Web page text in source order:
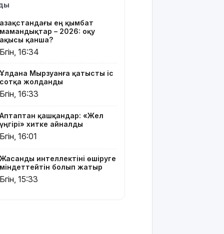
блогер
Астанада
былапыт
сөз
үшін
қамауға
алынды
Мектеп
оқушылары
енді БЖБ
тапсыра
ма:
Министрлік
көп
Қазақстандағы ең қымбат
мамандықтар – 2026: оқу
ақысы қанша?
Бүгін, 16:34
Ұлдана Мырзуанға қатысты іс
сотқа жолданды
Бүгін, 16:33
Аптаптан қашқандар: «Жел
үңгірі» хитке айналды
Бүгін, 16:01
Жасанды интеллектіні өшіруге
міндеттейтін болып жатыр
Бүгін, 15:33